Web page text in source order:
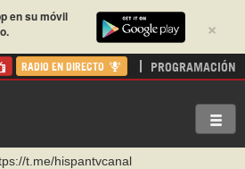
×
en su móvil
RADIO EN DIRECTO PROGRAMACIÓN
t.me/hispantvcanal